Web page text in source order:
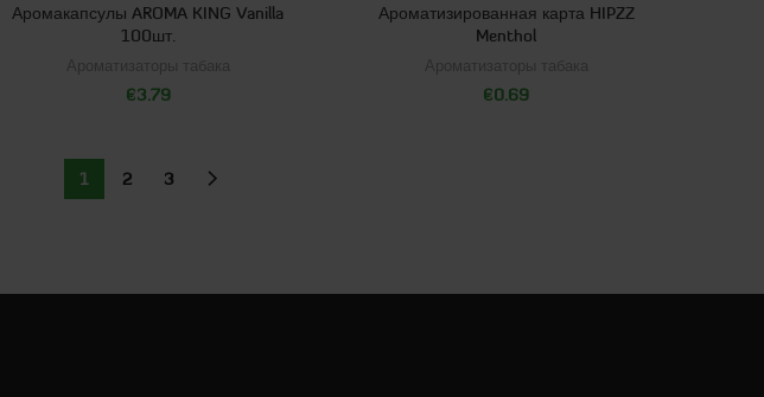
Аромакапсулы AROMA KING Vanilla
100шт.
€3.79
Ароматизированная карта HIPZZ
Menthol
€0.69
1 2 3